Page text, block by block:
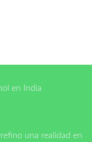
en India
una realidad en